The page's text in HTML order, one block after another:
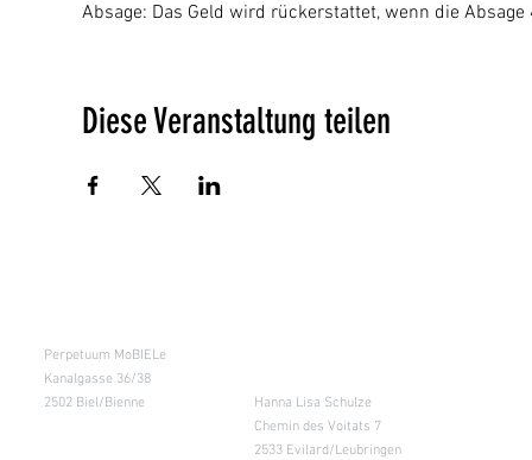
Absage: Das Geld wird rückerstattet, wenn die
Diese Veranstaltung teilen
Perpetuum MoBIELe
Kanalgasse 36/38
2502 Biel/Bienne
Hanna Lisa Schulze
Chemin des Voitats 7
2533 Evilard/Leubringen